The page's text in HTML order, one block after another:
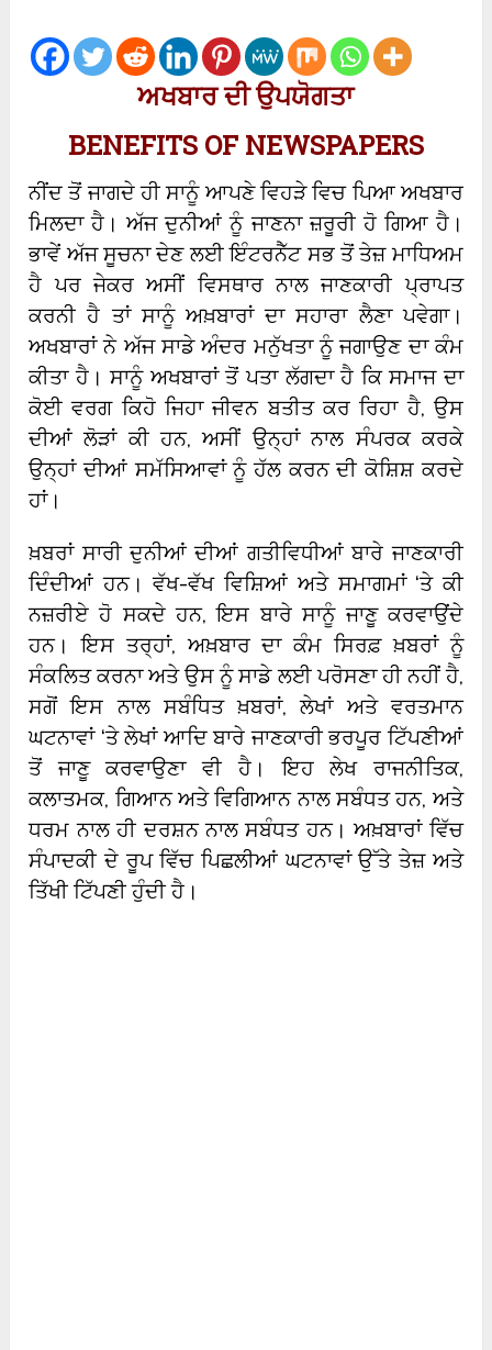
ਅਖਬਾਰ ਦੀ ਉਪਯੋਗਤਾ
BENEFITS OF NEWSPAPERS
ਨੀਂਦ ਤੋਂ ਜਾਗਦੇ ਹੀ ਸਾਨੂੰ ਆਪਣੇ ਵਿਹੜੇ ਵਿਚ ਪਿਆ ਅਖਬਾਰ
ਮਿਲਦਾ ਹੈ। ਅੱਜ ਦੁਨੀਆਂ ਨੂੰ ਜਾਣਨਾ ਜ਼ਰੂਰੀ ਹੋ ਗਿਆ ਹੈ।
ਭਾਵੇਂ ਅੱਜ ਸੂਚਨਾ ਦੇਣ ਲਈ ਇੰਟਰਨੈੱਟ ਸਭ ਤੋਂ ਤੇਜ਼ ਮਾਧਿਅਮ
ਹੈ ਪਰ ਜੇਕਰ ਅਸੀਂ ਵਿਸਥਾਰ ਨਾਲ ਜਾਣਕਾਰੀ ਪ੍ਰਾਪਤ
ਕਰਨੀ ਹੈ ਤਾਂ ਸਾਨੂੰ ਅਖ਼ਬਾਰਾਂ ਦਾ ਸਹਾਰਾ ਲੈਣਾ ਪਵੇਗਾ।
ਅਖਬਾਰਾਂ ਨੇ ਅੱਜ ਸਾਡੇ ਅੰਦਰ ਮਨੁੱਖਤਾ ਨੂੰ ਜਗਾਉਣ ਦਾ ਕੰਮ
ਕੀਤਾ ਹੈ। ਸਾਨੂੰ ਅਖਬਾਰਾਂ ਤੋਂ ਪਤਾ ਲੱਗਦਾ ਹੈ ਕਿ ਸਮਾਜ ਦਾ
ਕੋਈ ਵਰਗ ਕਿਹੋ ਜਿਹਾ ਜੀਵਨ ਬਤੀਤ ਕਰ ਰਿਹਾ ਹੈ, ਉਸ
ਦੀਆਂ ਲੋੜਾਂ ਕੀ ਹਨ, ਅਸੀਂ ਉਨ੍ਹਾਂ ਨਾਲ ਸੰਪਰਕ ਕਰਕੇ
ਉਨ੍ਹਾਂ ਦੀਆਂ ਸਮੱਸਿਆਵਾਂ ਨੂੰ ਹੱਲ ਕਰਨ ਦੀ ਕੋਸ਼ਿਸ਼ ਕਰਦੇ
ਹਾਂ।
ਖ਼ਬਰਾਂ ਸਾਰੀ ਦੁਨੀਆਂ ਦੀਆਂ ਗਤੀਵਿਧੀਆਂ ਬਾਰੇ ਜਾਣਕਾਰੀ
ਦਿੰਦੀਆਂ ਹਨ। ਵੱਖ-ਵੱਖ ਵਿਸ਼ਿਆਂ ਅਤੇ ਸਮਾਗਮਾਂ ‘ਤੇ ਕੀ
ਨਜ਼ਰੀਏ ਹੋ ਸਕਦੇ ਹਨ, ਇਸ ਬਾਰੇ ਸਾਨੂੰ ਜਾਣੂ ਕਰਵਾਉਂਦੇ
ਹਨ। ਇਸ ਤਰ੍ਹਾਂ, ਅਖ਼ਬਾਰ ਦਾ ਕੰਮ ਸਿਰਫ਼ ਖ਼ਬਰਾਂ ਨੂੰ
ਸੰਕਲਿਤ ਕਰਨਾ ਅਤੇ ਉਸ ਨੂੰ ਸਾਡੇ ਲਈ ਪਰੋਸਣਾ ਹੀ ਨਹੀਂ ਹੈ,
ਸਗੋਂ ਇਸ ਨਾਲ ਸਬੰਧਿਤ ਖ਼ਬਰਾਂ, ਲੇਖਾਂ ਅਤੇ ਵਰਤਮਾਨ
ਘਟਨਾਵਾਂ ‘ਤੇ ਲੇਖਾਂ ਆਦਿ ਬਾਰੇ ਜਾਣਕਾਰੀ ਭਰਪੂਰ ਟਿੱਪਣੀਆਂ
ਤੋਂ ਜਾਣੂ ਕਰਵਾਉਣਾ ਵੀ ਹੈ। ਇਹ ਲੇਖ ਰਾਜਨੀਤਿਕ,
ਕਲਾਤਮਕ, ਗਿਆਨ ਅਤੇ ਵਿਗਿਆਨ ਨਾਲ ਸਬੰਧਤ ਹਨ, ਅਤੇ
ਧਰਮ ਨਾਲ ਹੀ ਦਰਸ਼ਨ ਨਾਲ ਸਬੰਧਤ ਹਨ। ਅਖ਼ਬਾਰਾਂ ਵਿੱਚ
ਸੰਪਾਦਕੀ ਦੇ ਰੂਪ ਵਿੱਚ ਪਿਛਲੀਆਂ ਘਟਨਾਵਾਂ ਉੱਤੇ ਤੇਜ਼ ਅਤੇ
ਤਿੱਖੀ ਟਿੱਪਣੀ ਹੁੰਦੀ ਹੈ।